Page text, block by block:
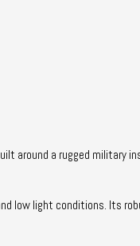
around a rugged military
low light conditions Its